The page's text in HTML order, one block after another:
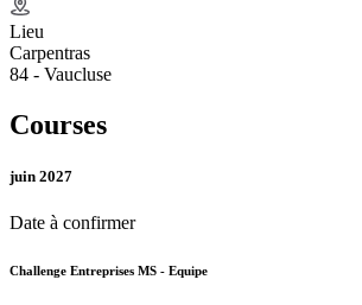
Lieu
Carpentras
84 - Vaucluse
Courses
juin 2027
Date à confirmer
Challenge Entreprises MS - Equipe